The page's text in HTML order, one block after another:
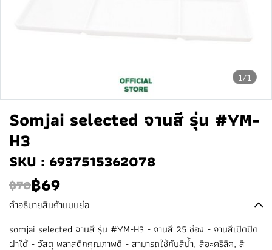
1/1
Somjai selected จานสี รุ่น #YM-
H3
SKU : 6937515362078
฿70฿69
คำอธิบายสินค้าแบบย่อ
somjai selected จานสี รุ่น #YM-H3 - จานสี 25 ช่อง - จานสีเปิดปิด
ฝาได้ - วัสดุ พลาสติกคุณภาพดี - สามารถใช้กับสีน้ำ, สีอะคริลิค, สี